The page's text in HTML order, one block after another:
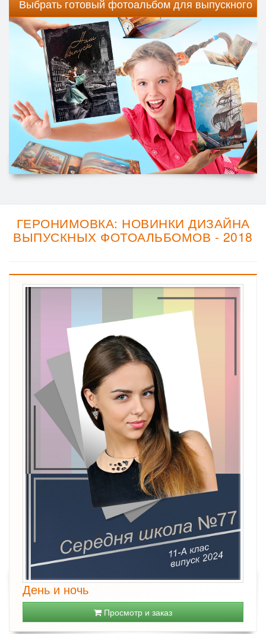
Выбрать готовый фотоальбом для выпускного
ГЕРОНИМОВКА: НОВИНКИ ДИЗАЙНА
ВЫПУСКНЫХ ФОТОАЛЬБОМОВ - 2018
День и ночь
Просмотр и заказ